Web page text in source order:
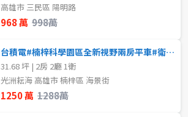
高雄市 三民區 陽明路
968 萬 998萬
台積電#楠梓科學園區全新視野兩房平車#衛浴開窗
31.68 坪 | 2房 2廳 1衛
光洲耘海 高雄市 楠梓區 海景街
1250 萬 1288萬